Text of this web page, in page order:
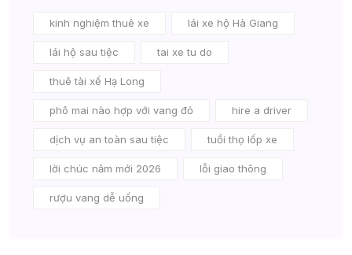
kinh nghiệm thuê xe lái xe hộ Hà Giang
lái hộ sau tiệc tai xe tu do
thuê tài xế Hạ Long
phô mai nào hợp với vang đỏ hire a driver
dịch vụ an toàn sau tiệc tuổi thọ lốp xe
lời chúc năm mới 2026 lỗi giao thông
rượu vang dễ uống